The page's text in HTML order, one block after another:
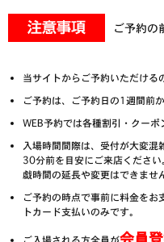
ご予約の
当サイトからご予約いただける
ご予約は、ご予約日の1週間前
WEB予約では各種割引・クーポ
入場時間間際は、受付が大変混
30分前を目安にご来店くださ
戯時間の延長や変更はできませ
ご予約の時点で事前に料金をお
トカード支払いのみです。